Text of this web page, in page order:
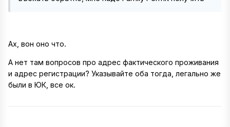
Ах, вон оно что.
А нет там вопросов про адрес фактического проживания
и адрес регистрации? Указывайте оба тогда, легально же
были в ЮК, все ок.